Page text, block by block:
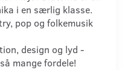
i en særlig klasse.
pop og folkemusik
design og lyd -
mange fordele!